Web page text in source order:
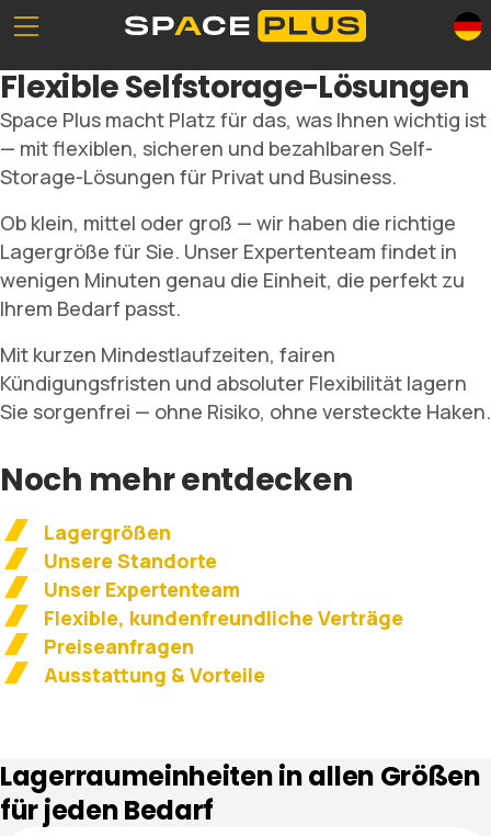
Unserе Standorte
Selfstorage-Lösungen
Lagerraum Preise
Gewerbelager
Was ist Selfstorage
Büroräume
Verpackungsmaterial
0800 300 99 55
Flexible Selfstorage-Lösungen
Space Plus macht Platz für das, was Ihnen wichtig ist
— mit flexiblen, sicheren und bezahlbaren Self-
Storage-Lösungen für Privat und Business.
Ob klein, mittel oder groß — wir haben die richtige
Lagergröße für Sie. Unser Expertenteam findet in
wenigen Minuten genau die Einheit, die perfekt zu
Ihrem Bedarf passt.
Mit kurzen Mindestlaufzeiten, fairen
Kündigungsfristen und absoluter Flexibilität lagern
Sie sorgenfrei — ohne Risiko, ohne versteckte Haken.
Noch mehr entdecken
Lagergrößen
Unsere Standorte
Unser Expertenteam
Flexible, kundenfreundliche Verträge
Preiseanfragen
Ausstattung & Vorteile
Lagerraumeinheiten in allen Größen
für jeden Bedarf